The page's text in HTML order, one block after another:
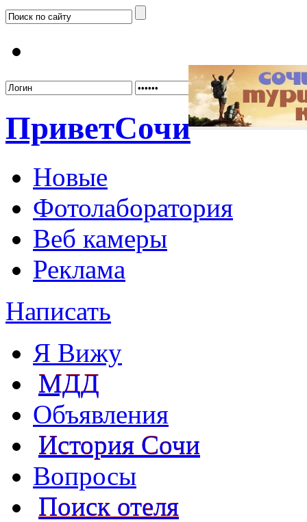
ПриветСочи
Новые
Фотолаборатория
Веб камеры
Реклама
Написать
Я Вижу
МДД
Объявления
История Сочи
Вопросы
Поиск отеля